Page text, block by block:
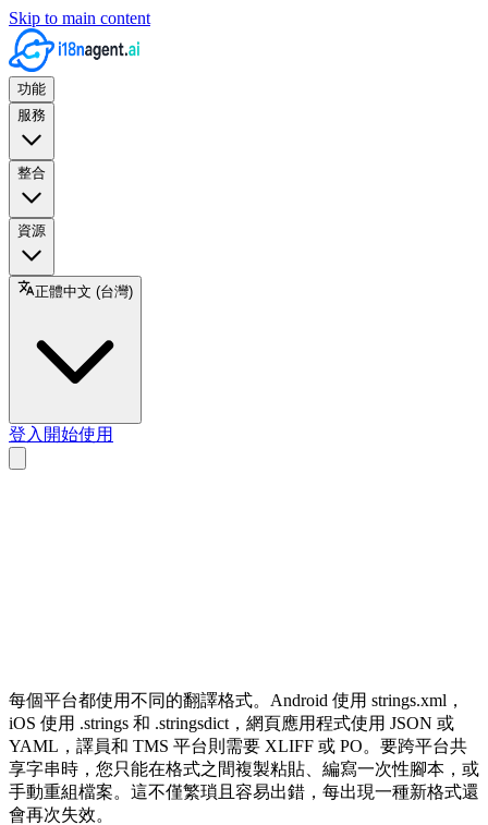
Skip to main content
功能
服務
整合
資源
正體中文 (台灣)
登入 開始使用
每個平台都使用不同的翻譯格式。Android 使用 strings.xml，
iOS 使用 .strings 和 .stringsdict，網頁應用程式使用 JSON 或
YAML，譯員和 TMS 平台則需要 XLIFF 或 PO。要跨平台共
享字串時，您只能在格式之間複製粘貼、編寫一次性腳本，或
手動重組檔案。這不僅繁瑣且容易出錯，每出現一種新格式還
會再次失效。